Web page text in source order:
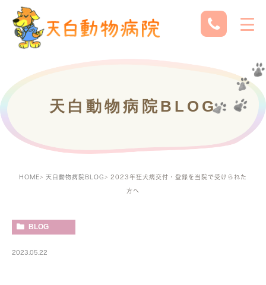
天白動物病院BLOG
HOME 天白動物病院BLOG 2023年狂犬病交付・登録を当院で受けられた
方へ
BLOG
2023.05.22